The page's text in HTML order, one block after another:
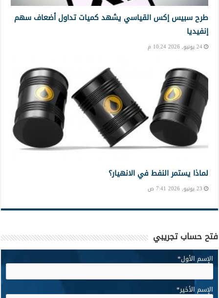
طرح سبيس إكس القياسي يشهد كميات تداول أضعاف سهم
إنفيديا
24 يونيو, 2026 10:24 م
لماذا يستمر النفط في الانهيار؟
23 يونيو, 2026 7:41 ص
فتح حساب تجريبي
الإسم الأول*
الإسم الأخير*